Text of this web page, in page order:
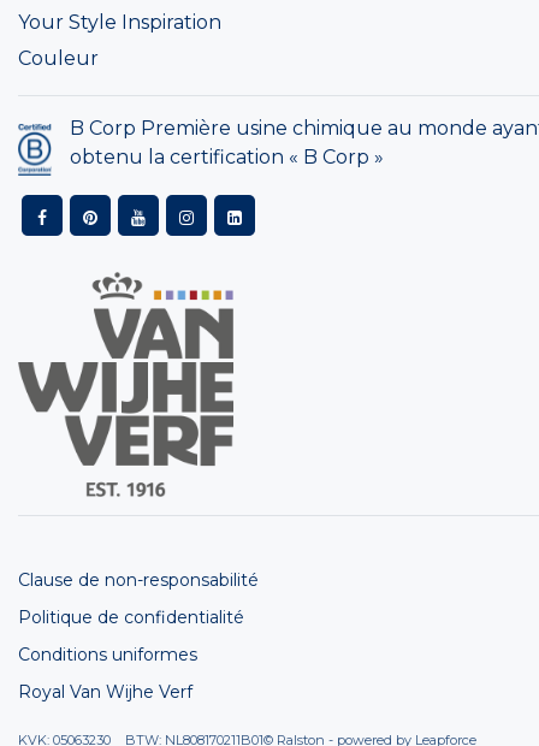
Your Style Inspiration
Couleur
B Corp Première usine chimique au monde
obtenu la certification « B Corp »
Clause de non-responsabilité
Politique de confidentialité
Conditions uniformes
Royal Van Wijhe Verf
KVK: 05063230 BTW: NL808170211B01© Ralston - powered by Leapforce